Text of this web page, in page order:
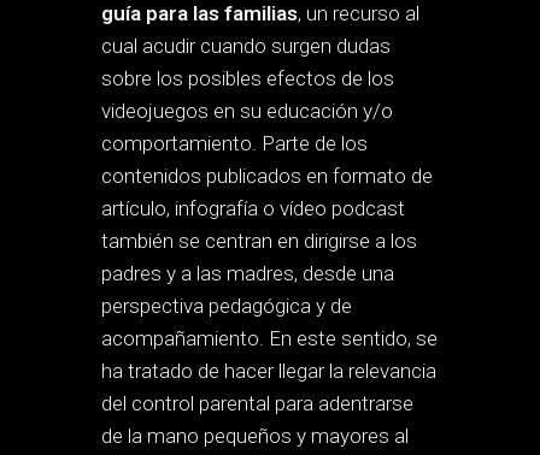
guía para las familias, un recurso al
cual acudir cuando surgen dudas
sobre los posibles efectos de los
videojuegos en su educación y/o
comportamiento. Parte de los
contenidos publicados en formato de
artículo, infografía o vídeo podcast
también se centran en dirigirse a los
padres y a las madres, desde una
perspectiva pedagógica y de
acompañamiento. En este sentido, se
ha tratado de hacer llegar la relevancia
del control parental para adentrarse
de la mano pequeños y mayores al